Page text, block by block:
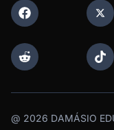
@ 2026 DAMÁSIO